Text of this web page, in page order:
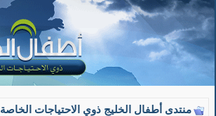
منتدى أطفال الخليج ذوي الاحتياجات الخاصة